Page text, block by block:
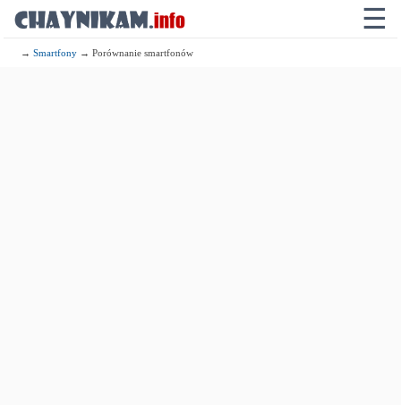
☰
→Smartfony → Porównanie smartfonów